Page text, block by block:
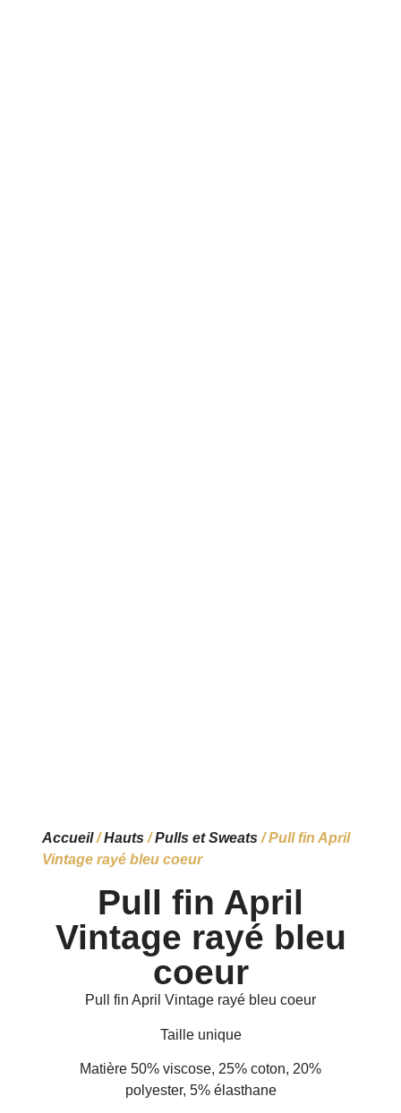
Accueil/Hauts/Pulls et Sweats/ Pull fin April
Vintage rayé bleu coeur
Pull fin April
Vintage rayé bleu
coeur
Pull fin April Vintage rayé bleu coeur
Taille unique
Matière 50% viscose, 25% coton, 20%
polyester, 5% élasthane